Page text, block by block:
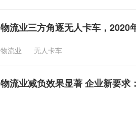
物流业三方角逐无人卡车，2020
物流业 无人卡车
物流业减负效果显著 企业新要求